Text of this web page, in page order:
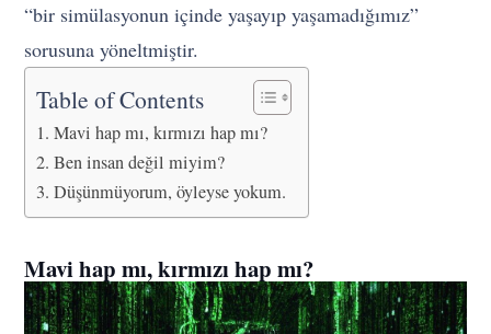
“bir simülasyonun içinde yaşayıp yaşamadığımız”
sorusuna yöneltmiştir.
Table of Contents
Mavi hap mı, kırmızı hap mı?
Ben insan değil miyim?
Düşünmüyorum, öyleyse yokum.
Mavi hap mı, kırmızı hap mı?